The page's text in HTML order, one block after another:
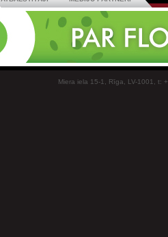
Miera iela 15-1, Rīga, LV-1001, t: